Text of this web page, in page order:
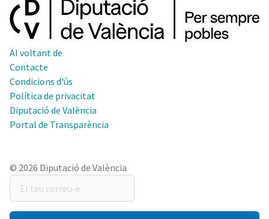
Al voltant de
Contacte
Condicions d'ús
Política de privacitat
Diputació de València
Portal de Transparència
© 2026 Diputació de València
teu
correu-